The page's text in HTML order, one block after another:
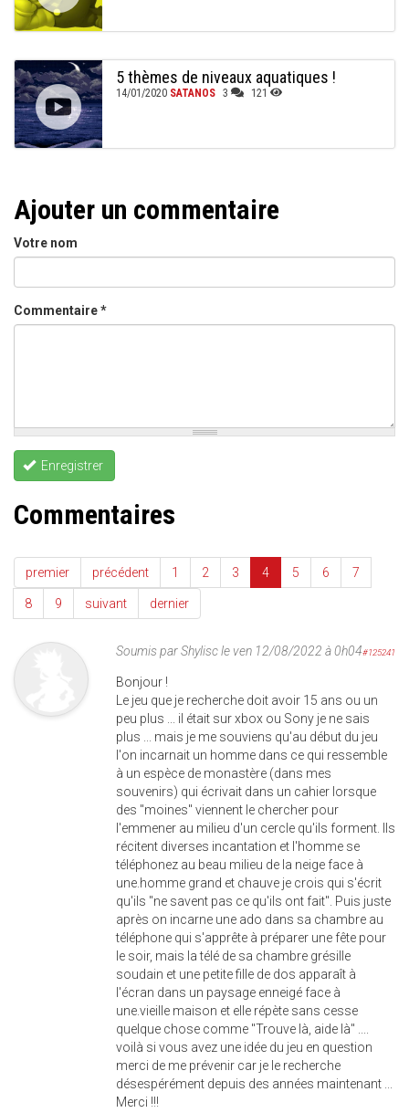
5 thèmes de niveaux aquatiques !
14/01/2020 SATANOS 3 121
Ajouter un commentaire
Votre nom
Commentaire*
Enregistrer
Commentaires
premier précédent 1 2 3 4 5 6 7
8 9 suivant dernier
Soumis parShyliscle ven 12/08/2022 à 0h04#125241
Bonjour !
Le jeu que je recherche doit avoir 15 ans ou un
peu plus ... il était sur xbox ou Sony je ne sais
plus ... mais je me souviens qu'au début du jeu
l'on incarnait un homme dans ce qui ressemble
à un espèce de monastère (dans mes
souvenirs) qui écrivait dans un cahier lorsque
des "moines" viennent le chercher pour
l'emmener au milieu d'un cercle qu'ils forment. Ils
récitent diverses incantation et l'homme se
téléphonez au beau milieu de la neige face à
une.homme grand et chauve je crois qui s'écrit
qu'ils "ne savent pas ce qu'ils ont fait". Puis juste
après on incarne une ado dans sa chambre au
téléphone qui s'apprête à préparer une fête pour
le soir, mais la télé de sa chambre grésille
soudain et une petite fille de dos apparaît à
l'écran dans un paysage enneigé face à
une.vieille maison et elle répète sans cesse
quelque chose comme "Trouve là, aide là" ....
voilà si vous avez une idée du jeu en question
merci de me prévenir car je le recherche
désespérément depuis des années maintenant ...
Merci !!!